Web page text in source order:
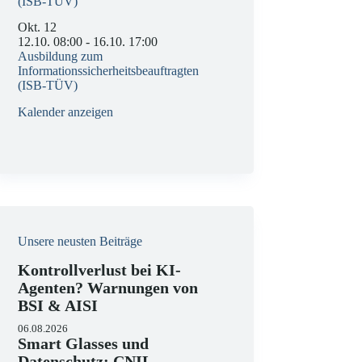
Okt. 12
12.10. 08:00 - 16.10. 17:00
Ausbildung zum
Informationssicherheitsbeauftragten
(ISB-TÜV)
Kalender anzeigen
Unsere neusten Beiträge
Kontrollverlust bei KI-
Agenten? Warnungen von
BSI & AISI
06.08.2026
Smart Glasses und